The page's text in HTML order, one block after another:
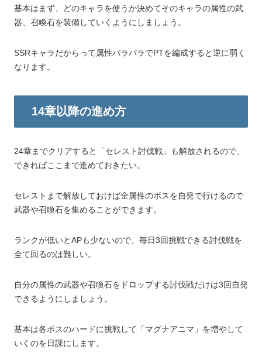
基本はまず、どのキャラを使うか決めてそのキャラの属性の武
器、召喚石を装備していくようにしましょう。
SSRキャラだからって属性バラバラでPTを編成すると逆に弱く
なります。
14章以降の進め方
24章までクリアすると「セレスト討伐戦」も解放されるので、
できればここまで進めておきたい。
セレストまで解放しておけば全属性のボスを自発で行けるので
武器や召喚石を集めることができます。
ランクが低いとAPも少ないので、毎日3回挑戦できる討伐戦を
全て回るのは難しい。
自分の属性の武器や召喚石をドロップする討伐戦だけは3回自発
できるようにしましょう。
基本は各ボスのハードに挑戦して「マグナアニマ」を増やして
いくのを日課にします。